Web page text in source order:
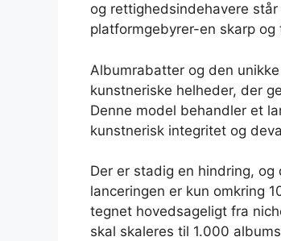
og rettighedsindehavere
platformgebyrer-en skarp
Albumrabatter og den
kunstneriske helheder, der
Denne model behandler et
kunstnerisk integritet og
Der er stadig en hindring,
lanceringen er kun omkring
tegnet hovedsageligt fra
skal skaleres til 1.000